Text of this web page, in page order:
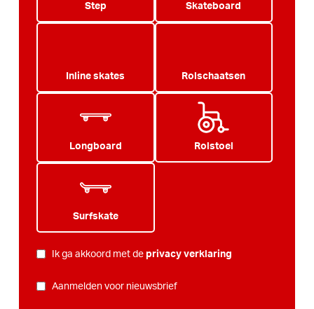
Step Skateboard
Inline skates Rolschaatsen
Longboard Rolstoel
Surfskate
PRIVACYIk ga akkoord met de privacy verklaring
NIEUWSBRIEF
Aanmelden voor nieuwsbrief